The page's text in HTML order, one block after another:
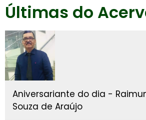
Últimas do
Aniversariante do dia -
Souza de Araújo